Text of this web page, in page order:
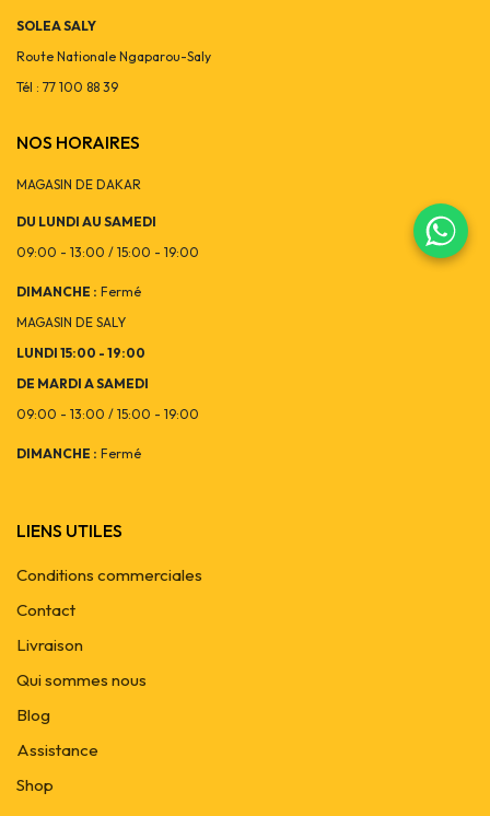
SOLEA SALY
Route Nationale Ngaparou-Saly
Tél : 77 100 88 39
NOS HORAIRES
MAGASIN DE DAKAR
DU LUNDI AU SAMEDI
09:00 - 13:00 / 15:00 - 19:00
DIMANCHE : Fermé
MAGASIN DE SALY
LUNDI 15:00 - 19:00
DE MARDI A SAMEDI
09:00 - 13:00 / 15:00 - 19:00
DIMANCHE : Fermé
LIENS UTILES
Conditions commerciales
Contact
Livraison
Qui sommes nous
Blog
Assistance
Shop